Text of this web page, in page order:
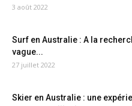
3 août 2022
Surf en Australie : A la
vague...
27 juillet 2022
Skier en Australie : une